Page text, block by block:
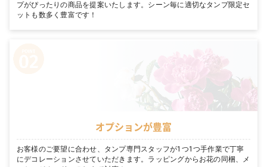
プがぴったりの商品を提案いたします。シーン毎に適切なタンプ限定セ
ットも数多く豊富です！
オプションが豊富
お客様のご要望に合わせ、タンプ専門スタッフが1つ1つ手作業で丁寧
にデコレーションさせていただきます。ラッピングからお花の同梱、メ